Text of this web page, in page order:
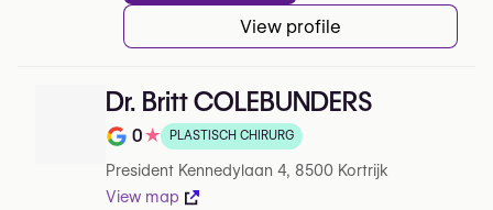
View profile
Dr. Britt COLEBUNDERS
Note de 0 sur 5 sur Google
0★ PLASTISCH CHIRURG
President Kennedylaan 4, 8500 Kortrijk
View map